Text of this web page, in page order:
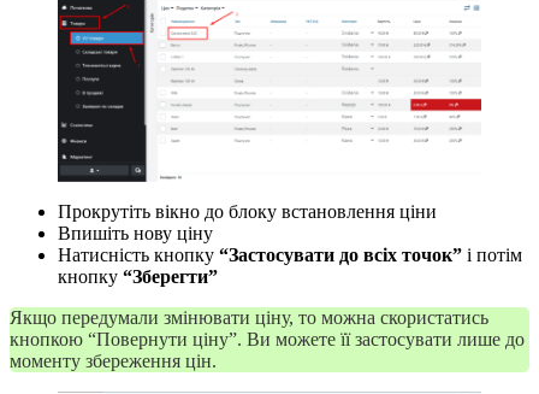
Прокрутіть вікно до блоку встановлення ціни
Впишіть нову ціну
Натисність кнопку “Застосувати до всіх точок” і потім
кнопку “Зберегти”
Якщо передумали змінювати ціну, то можна скористатись
кнопкою “Повернути ціну”. Ви можете її застосувати лише до
моменту збереження цін.